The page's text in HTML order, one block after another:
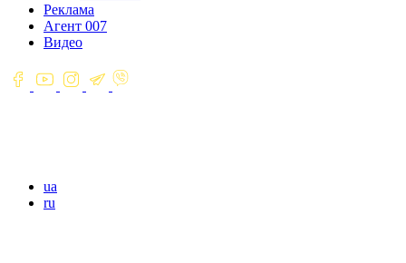
Реклама
Агент 007
Видео
ua
ru